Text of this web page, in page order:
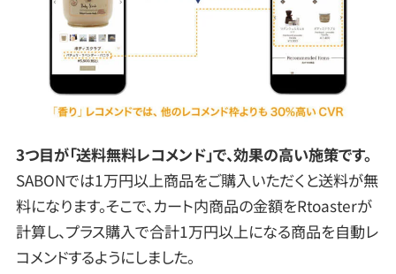
3つ目が「送料無料レコメンド」で、効果の高い施策です。
SABONでは1万円以上商品をご購入いただくと送料が無
料になります。そこで、カート内商品の金額をRtoasterが
計算し、プラス購入で合計1万円以上になる商品を自動レ
コメンドするようにしました。